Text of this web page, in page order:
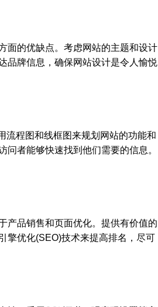
面的优缺点。考虑网站的主题和设计
品牌信息，确保网站设计是令人愉悦
流程图和线框图来规划网站的功能和
者能够快速找到他们需要的信息。
产品销售和页面优化。提供有价值的
擎优化(SEO)技术来提高排名，尽可